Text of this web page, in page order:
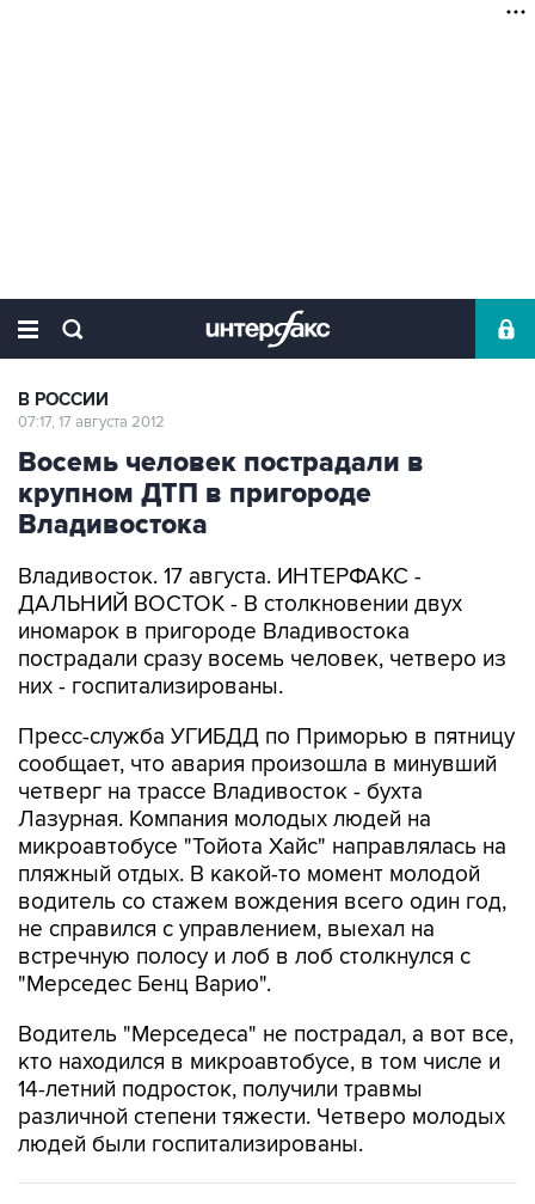
В РОССИИ
07:17, 17 августа 2012
Восемь человек пострадали в
крупном ДТП в пригороде
Владивостока
Владивосток. 17 августа. ИНТЕРФАКС -
ДАЛЬНИЙ ВОСТОК - В столкновении двух
иномарок в пригороде Владивостока
пострадали сразу восемь человек, четверо из
них - госпитализированы.
Пресс-служба УГИБДД по Приморью в пятницу
сообщает, что авария произошла в минувший
четверг на трассе Владивосток - бухта
Лазурная. Компания молодых людей на
микроавтобусе "Тойота Хайс" направлялась на
пляжный отдых. В какой-то момент молодой
водитель со стажем вождения всего один год,
не справился с управлением, выехал на
встречную полосу и лоб в лоб столкнулся с
"Мерседес Бенц Варио".
Водитель "Мерседеса" не пострадал, а вот все,
кто находился в микроавтобусе, в том числе и
14-летний подросток, получили травмы
различной степени тяжести. Четверо молодых
людей были госпитализированы.